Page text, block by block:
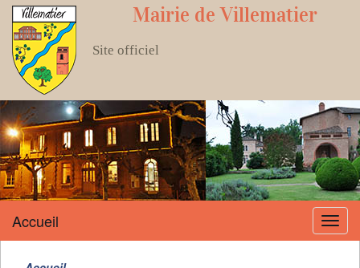
Mairie de Villematier
Site officiel
Menu
Accueil